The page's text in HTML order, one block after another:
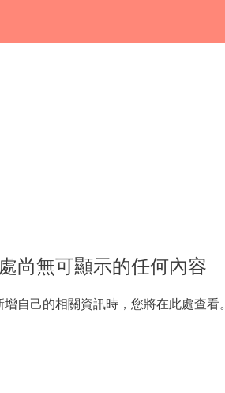
尚無可顯示的任何內容
增自己的相關資訊時，您將在此處查看。